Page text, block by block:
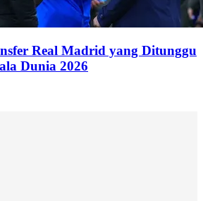
Real Madrid yang Ditunggu
Dunia 2026